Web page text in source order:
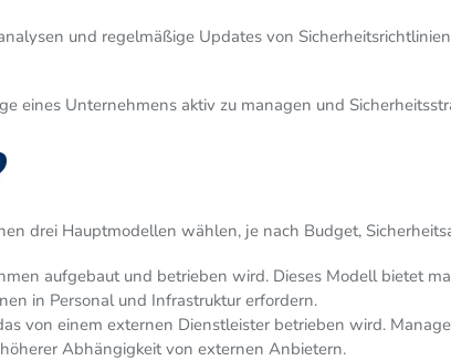
und regelmäßige Updates von
eines Unternehmens aktiv zu managen und
drei Hauptmodellen wählen, je nach Budget,
aufgebaut und betrieben wird. Dieses Modell bietet
in Personal und Infrastruktur erfordern.
von einem externen Dienstleister betrieben wird.
Abhängigkeit von externen Anbietern.